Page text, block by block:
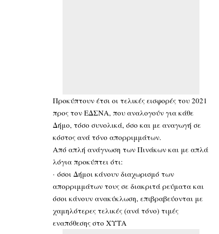
Προκύπτουν έτσι οι τελικές εισφορές του 2021
προς τον ΕΔΣΝΑ, που αναλογούν για κάθε
Δήμο, τόσο συνολικά, όσο και με αναγωγή σε
κόστος ανά τόνο απορριμμάτων.
Από απλή ανάγνωση των Πινάκων και με απλά
λόγια προκύπτει ότι:
· όσοι Δήμοι κάνουν διαχωρισμό των
απορριμμάτων τους σε διακριτά ρεύματα και
όσοι κάνουν ανακύκλωση, επιβραβεύονται με
χαμηλότερες τελικές (ανά τόνο) τιμές
εναπόθεσης στο ΧΥΤΑ